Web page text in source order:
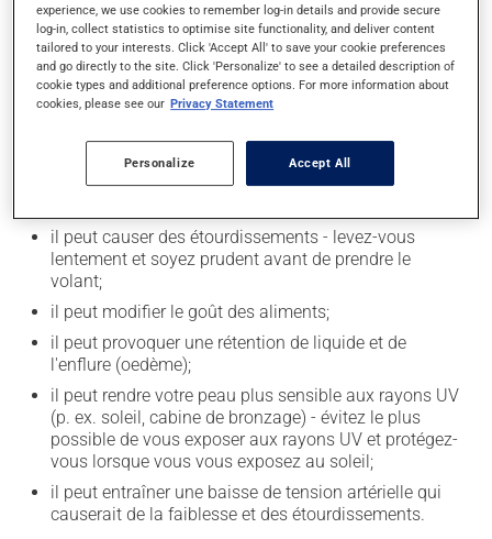
Effets indésirables
En plus de ses effets recherchés, ce produit peut à
l'occasion entraîner certains effets indésirables (effets
il peut causer des étourdissements - levez-vous
lentement et soyez prudent avant de prendre le
volant;
il peut modifier le goût des aliments;
il peut provoquer une rétention de liquide et de
l'enflure (oedème);
il peut rendre votre peau plus sensible aux rayons UV
(p. ex. soleil, cabine de bronzage) - évitez le plus
possible de vous exposer aux rayons UV et protégez-
vous lorsque vous vous exposez au soleil;
il peut entraîner une baisse de tension artérielle qui
causerait de la faiblesse et des étourdissements.
experience, we use cookies to remember log-in details and provide secure
log-in, collect statistics to optimise site functionality, and deliver content
tailored to your interests. Click 'Accept All' to save your cookie preferences
and go directly to the site. Click 'Personalize' to see a detailed description of
cookie types and additional preference options. For more information about
cookies, please see our Privacy Statement
Personalize Accept All